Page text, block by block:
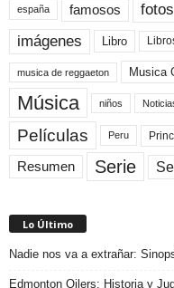
españa famosos fotos
imágenes Libro
musica de reggaeton Musica
Música niños
Películas Peru
Resumen Serie
Lo Último
Nadie nos va a extrañar:
Edmonton Oilers: Historia y